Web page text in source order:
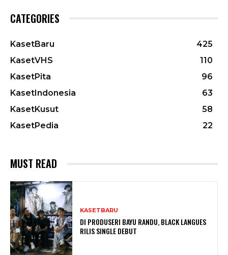
CATEGORIES
KasetBaru
425
KasetVHS
110
KasetPita
96
KasetIndonesia
63
KasetKusut
58
KasetPedia
22
MUST READ
KASETBARU
DI PRODUSERI BAYU RANDU, BLACK LANGUES
RILIS SINGLE DEBUT